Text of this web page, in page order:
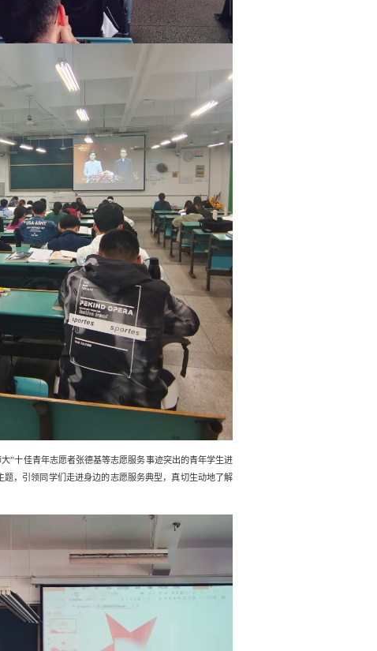
”十佳青年志愿者张德基等志愿服务事迹突出的青年学生进
，引领同学们走进身边的志愿服务典型，真切生动地了解